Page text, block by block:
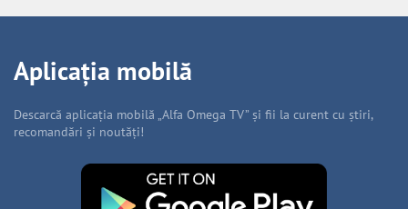
Aplicația mobilă
Descarcă aplicația mobilă „Alfa Omega TV” și fii la curent cu știri,
recomandări și noutăți!